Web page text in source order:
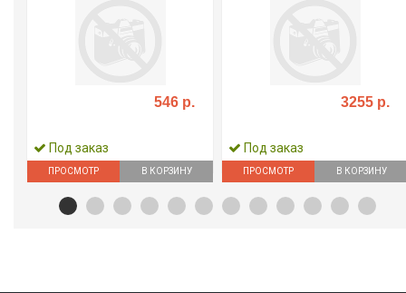
546 р.
Под заказ
ПРОСМОТР В КОРЗИНУ
3255 р.
Под заказ
ПРОСМОТР В КОРЗИНУ